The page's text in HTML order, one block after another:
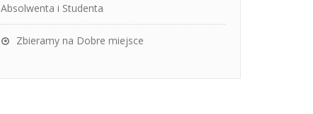
Absolwenta i Studenta
Zbieramy na Dobre miejsce